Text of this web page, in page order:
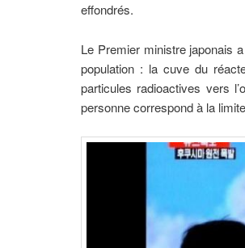
effondrés.
Le Premier ministre japonais
population : la cuve du
particules radioactives vers
personne correspond à la